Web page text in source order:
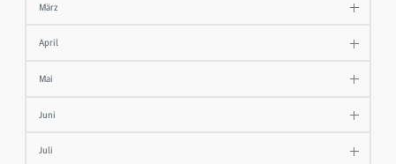
März
April
Mai
Juni
Juli